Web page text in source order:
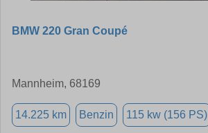
BMW 220 Gran Coupé
Mannheim, 68169
14.225 km Benzin 115 kw (156 PS)